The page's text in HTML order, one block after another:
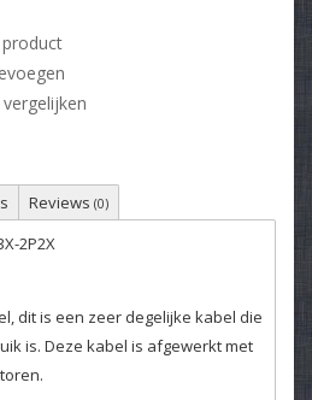
Reviews (0)
2P2X
dit is een zeer degelijke kabel die
is. Deze kabel is afgewerkt met